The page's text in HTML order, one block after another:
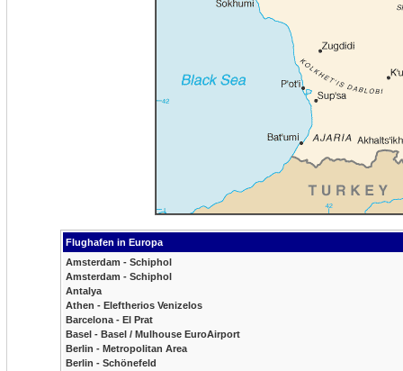
Flughafen in Europa
Amsterdam - Schiphol
Amsterdam - Schiphol
Antalya
Athen - Eleftherios Venizelos
Barcelona - El Prat
Basel - Basel / Mulhouse EuroAirport
Berlin - Metropolitan Area
Berlin - Schönefeld